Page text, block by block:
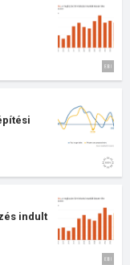
indult